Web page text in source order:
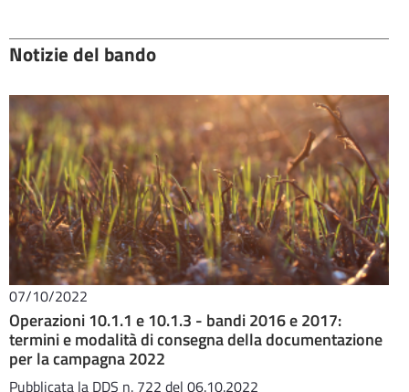
Notizie del bando
07/10/2022
Operazioni 10.1.1 e 10.1.3 - bandi 2016 e 2017:
termini e modalità di consegna della documentazione
per la campagna 2022
Pubblicata la DDS n. 722 del 06.10.2022